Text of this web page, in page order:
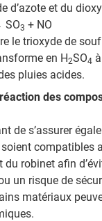
d’azote et du
SO3 + NO
le trioxyde de
en H2SO4
pluies acides.
des
de s’assurer
compatibles
du robinet afin
un risque de
matériaux